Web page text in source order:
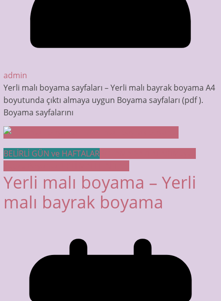
admin
Yerli malı boyama sayfaları – Yerli malı bayrak boyama A4
boyutunda çıktı almaya uygun Boyama sayfaları (pdf ).
Boyama sayfalarını
BELİRLİ GÜN ve HAFTALARBOYAMA SAYFALARI
Yerli malı boyama – Yerli
malı bayrak boyama